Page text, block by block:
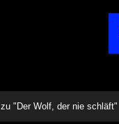
zu "Der Wolf, der nie schläft"